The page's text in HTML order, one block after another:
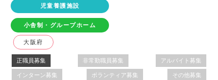
児童養護施設
小舎制・グループホーム
大阪府
正職員募集 非常勤職員募集 アルバイト募集
インターン募集 ボランティア募集 その他募集